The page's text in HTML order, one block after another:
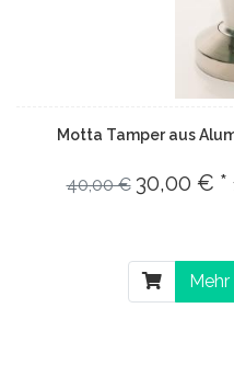
Motta Tamper aus
40,00 € 30,00 € *